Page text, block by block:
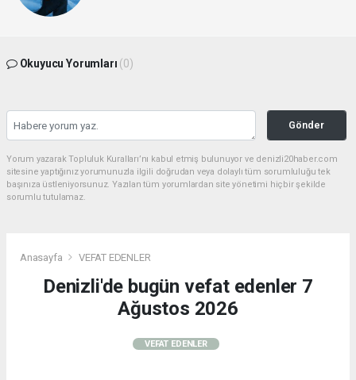
Okuyucu Yorumları (0)
Gönder
Yorum yazarak Topluluk Kuralları’nı kabul etmiş bulunuyor ve denizli20haber.com
sitesine yaptığınız yorumunuzla ilgili doğrudan veya dolaylı tüm sorumluluğu tek
başınıza üstleniyorsunuz. Yazılan tüm yorumlardan site yönetimi hiçbir şekilde
sorumlu tutulamaz.
Anasayfa VEFAT EDENLER
Denizli'de bugün vefat edenler 7
Ağustos 2026
VEFAT EDENLER